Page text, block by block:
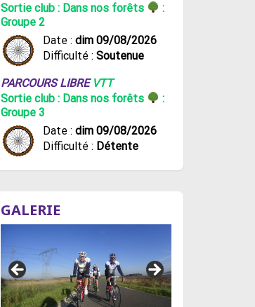
Sortie club : Dans nos forêts
:
Groupe 2
Date : dim 09/08/2026
Difficulté : Soutenue
PARCOURS LIBRE VTT
Sortie club : Dans nos forêts
:
Groupe 3
Date : dim 09/08/2026
Difficulté : Détente
GALERIE